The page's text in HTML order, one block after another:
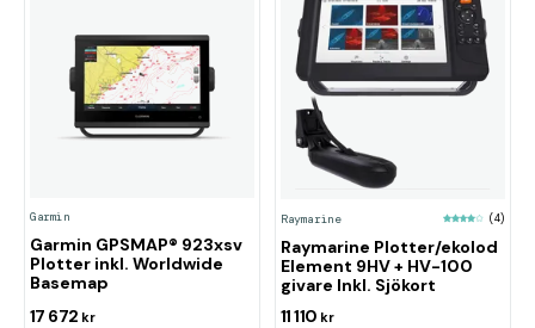
Garmin
Garmin GPSMAP® 923xsv
Plotter inkl. Worldwide
Basemap
17 672 kr
Raymarine (4)
Raymarine Plotter/ekolod
Element 9HV + HV-100
givare Inkl. Sjökort
11 110 kr